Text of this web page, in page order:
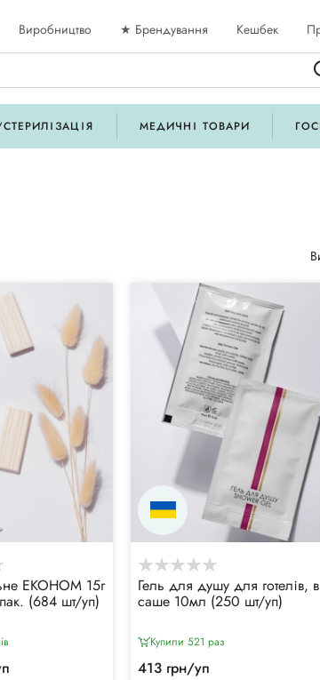
Виробництво ★ Брендування Кешбек
МЕДИЧНІ ТОВАРИ
ЕКОНОМ 15г
(684 шт/уп)
Гель для душу для готелів, в
саше 10мл (250 шт/уп)
Купили 521 раз
413 грн/уп